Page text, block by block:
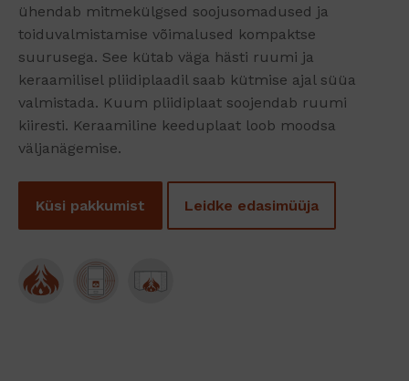
ühendab mitmekülgsed soojusomadused ja
toiduvalmistamise võimalused kompaktse
suurusega. See kütab väga hästi ruumi ja
keraamilisel pliidiplaadil saab kütmise ajal süüa
valmistada. Kuum pliidiplaat soojendab ruumi
kiiresti. Keraamiline keeduplaat loob moodsa
väljanägemise.
Küsi pakkumist Leidke edasimüüja